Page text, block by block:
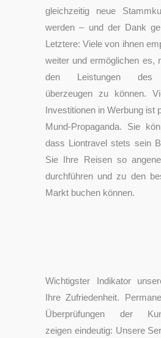
gleichzeitig neue
werden – und der Dank
Letztere: Viele von ihnen
weiter und ermöglichen es,
den Leistungen des
überzeugen zu können.
Investitionen in Werbung ist
Mund-Propaganda. Sie
dass Liontravel stets sein
Sie Ihre Reisen so
durchführen und zu den
Markt buchen können.
Wichtigster Indikator
Ihre Zufriedenheit.
Überprüfungen der
zeigen eindeutig: Unsere